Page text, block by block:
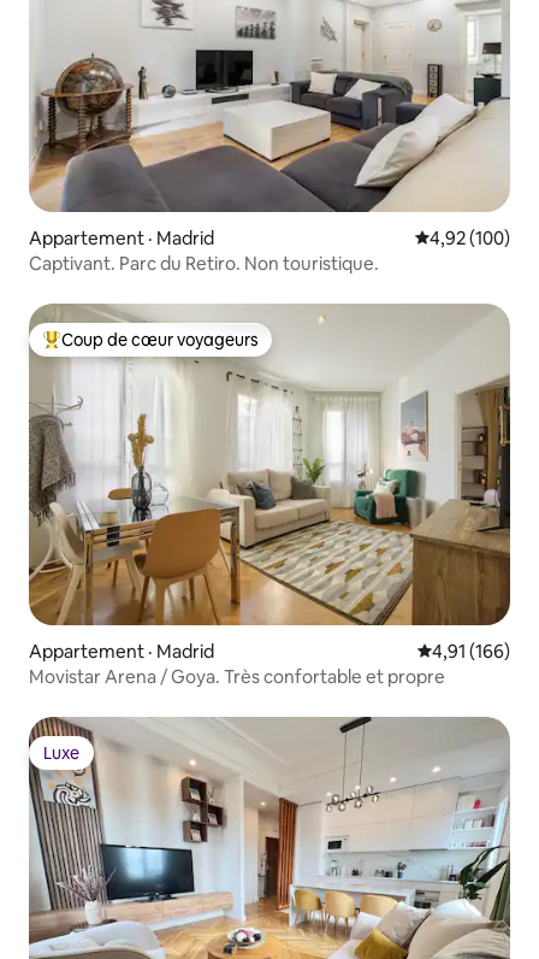
Appartement · Madrid Note
4,92 (100)
Captivant. Parc du Retiro. Non touristique.
Coup de cœur voyageurs parmi les plus aimés
Coup de cœur voyageurs
Appartement · Madrid Note
4,91 (166)
Movistar Arena / Goya. Très confortable et propre
Luxe
Luxe